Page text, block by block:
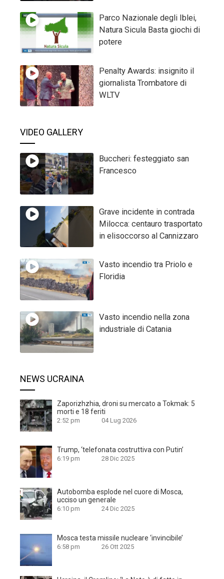
Parco Nazionale degli Iblei,
Natura Sicula Basta giochi di
potere
Penalty Awards: insignito il
giornalista Trombatore di
WLTV
VIDEO GALLERY
Buccheri: festeggiato san
Francesco
Grave incidente in contrada
Milocca: centauro trasportato
in elisoccorso al Cannizzaro
Vasto incendio tra Priolo e
Floridia
Vasto incendio nella zona
industriale di Catania
NEWS UCRAINA
Zaporizhzhia, droni su mercato a Tokmak: 5
morti e 18 feriti
2:52 pm 04 Lug 2026
Trump, ‘telefonata costruttiva con Putin’
6:19 pm 28 Dic 2025
Autobomba esplode nel cuore di Mosca,
ucciso un generale
6:10 pm 24 Dic 2025
Mosca testa missile nucleare ‘invincibile’
6:58 pm 26 Ott 2025